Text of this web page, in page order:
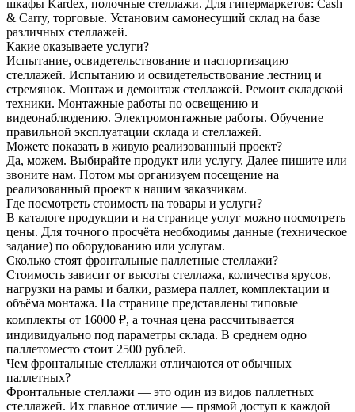
шкафы Kardex, полочные стеллажи. Для гипермаркетов: Cash
& Carry, торговые. Установим самонесущий склад на базе
различных стеллажей.
Какие оказываете услуги?
Испытание, освидетельствование и паспортизацию
стеллажей. Испытанию и освидетельствование лестниц и
стремянок. Монтаж и демонтаж стеллажей. Ремонт складской
техники. Монтажные работы по освещению и
видеонаблюдению. Электромонтажные работы. Обучение
правильной эксплуатации склада и стеллажей.
Можете показать в живую реализованный проект?
Да, можем. Выбирайте продукт или услугу. Далее пишите или
звоните нам. Потом мы организуем посещение на
реализованный проект к нашим заказчикам.
Где посмотреть стоимость на товары и услуги?
В каталоге продукции и на странице услуг можно посмотреть
цены. Для точного просчёта необходимы данные (техническое
задание) по оборудованию или услугам.
Сколько стоят фронтальные паллетные стеллажи?
Стоимость зависит от высоты стеллажа, количества ярусов,
нагрузки на рамы и балки, размера паллет, комплектации и
объёма монтажа. На странице представлены типовые
комплекты от 16000 ₽, а точная цена рассчитывается
индивидуально под параметры склада. В среднем одно
паллетоместо стоит 2500 рублей.
Чем фронтальные стеллажи отличаются от обычных
паллетных?
Фронтальные стеллажи — это один из видов паллетных
стеллажей. Их главное отличие — прямой доступ к каждой